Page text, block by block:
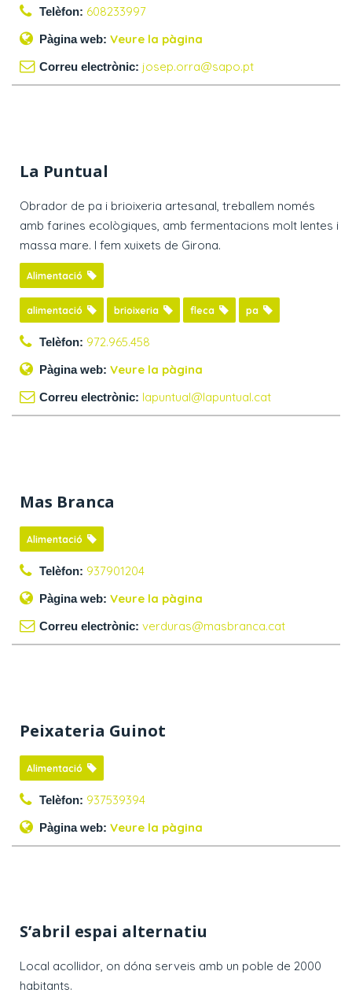
Telèfon: 608233997
Pàgina web: Veure la pàgina
Correu electrònic: josep.orra@sapo.pt
La Puntual
Obrador de pa i brioixeria artesanal, treballem només
amb farines ecològiques, amb fermentacions molt lentes i
massa mare. I fem xuixets de Girona.
Alimentació
alimentació brioixeria fleca pa
Telèfon: 972.965.458
Pàgina web: Veure la pàgina
Correu electrònic: lapuntual@lapuntual.cat
Mas Branca
Alimentació
Telèfon: 937901204
Pàgina web: Veure la pàgina
Correu electrònic: verduras@masbranca.cat
Peixateria Guinot
Alimentació
Telèfon: 937539394
Pàgina web: Veure la pàgina
S’abril espai alternatiu
Local acollidor, on dóna serveis amb un poble de 2000
habitants.